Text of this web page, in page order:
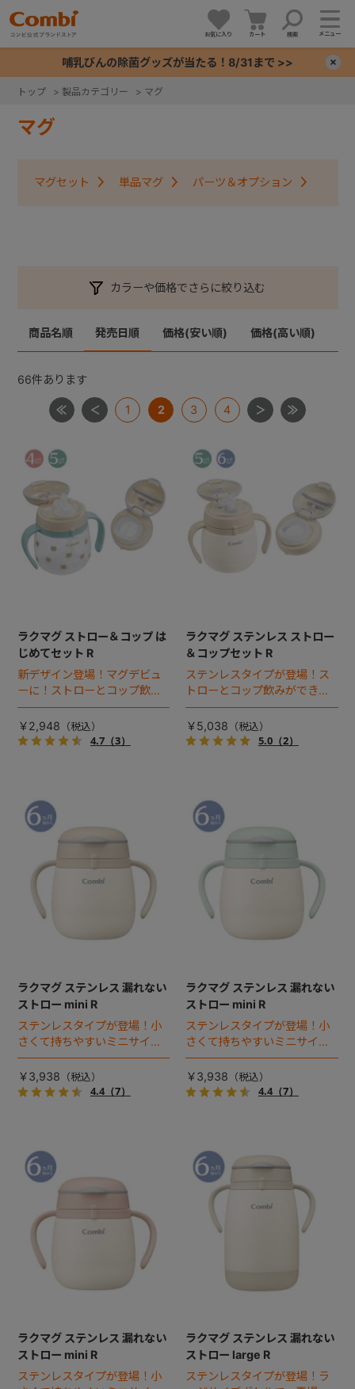
お気に入り カート 検索 メニュー
哺乳びんの除菌グッズが当たる！8/31まで >>
トップ > 製品カテゴリー > マグ
マグ
マグセット 単品マグ パーツ＆オプション
カラーや価格でさらに絞り込む
商品名順 発売日順 価格(安い順) 価格(高い順)
66件あります
1 2 3 4
ラクマグ ストロー＆コップ は
じめてセット R
新デザイン登場！マグデビュ
ーに！ストローとコップ飲み
が始められるスターターセッ
ト。
￥2,948
4.7（3）
ラクマグ ステンレス ストロー
＆コップセット R
ステンレスタイプが登場！ス
トローとコップ飲みができ
る、はじめてのステンレスマ
グにぴったりのセット。
￥5,038
5.0（2）
ラクマグ ステンレス 漏れない
ストロー mini R
ステンレスタイプが登場！小
さくて持ちやすいミニサイズ
ボトルのストローマグ。
￥3,938
4.4（7）
ラクマグ ステンレス 漏れない
ストロー mini R
ステンレスタイプが登場！小
さくて持ちやすいミニサイズ
ボトルのストローマグ。
￥3,938
4.4（7）
ラクマグ ステンレス 漏れない
ストロー mini R
ステンレスタイプが登場！小
ラクマグ ステンレス 漏れない
ストロー large R
ステンレスタイプが登場！ラ